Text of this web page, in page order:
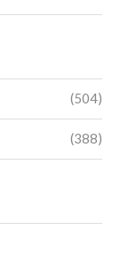
(504)
(388)